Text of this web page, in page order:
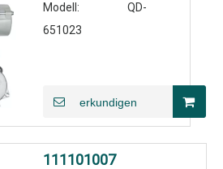
Modell:
QD-
651023
erkundigen
111101007